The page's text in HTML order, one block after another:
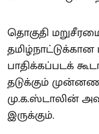
தொகுதி
தமிழ்நாட்டுக்கான
பாதிக்கப்படக்
தடுக்கும்
மு.க.ஸ்டாலின்
இருக்கும்.